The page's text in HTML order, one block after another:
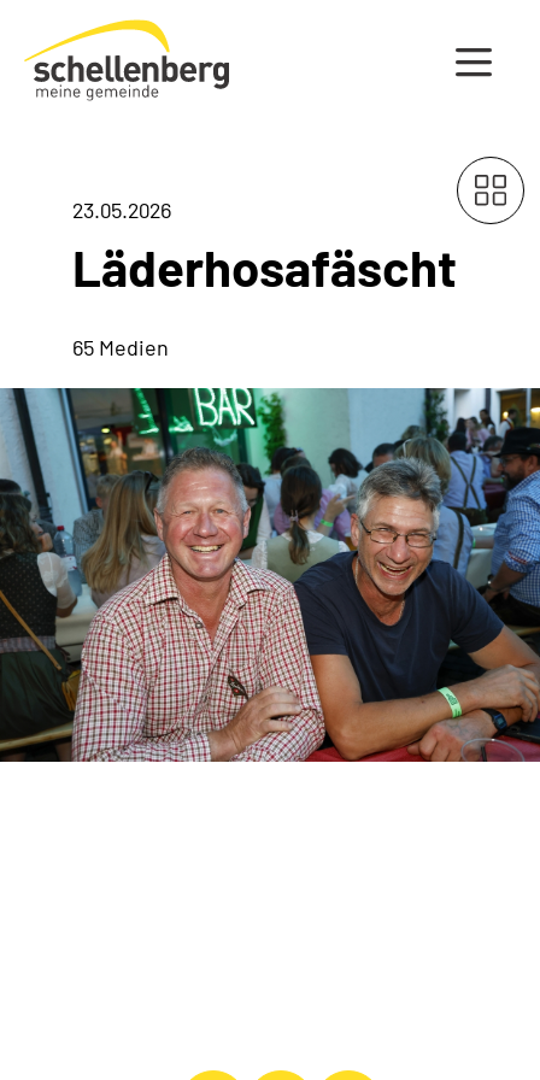
Gemeinde Schellenberg Startseite
23.05.2026
Läderhosafäscht
65 Medien